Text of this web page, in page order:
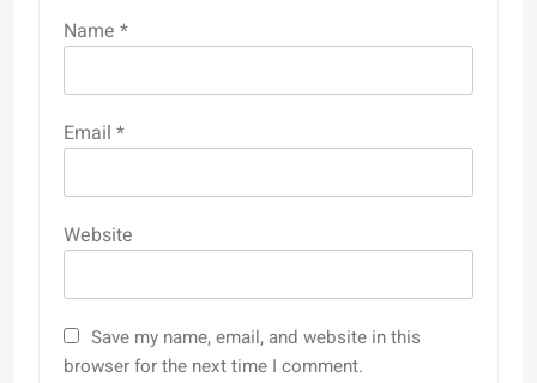
Name *
Email *
Website
Save my name, email, and website in this
browser for the next time I comment.